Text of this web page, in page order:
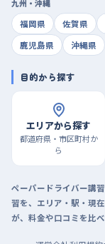
九州・沖縄
福岡県
佐賀県
鹿児島県
沖縄県
目的から探す
エリアから探す
都道府県・市区町村か
ら
ペーパードライバー講
習を、エリア・駅・現
が、料金や口コミを比